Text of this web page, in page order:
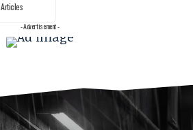
- Advertisement -